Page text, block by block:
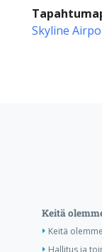
Skyline
Keitä
Keitä olemme